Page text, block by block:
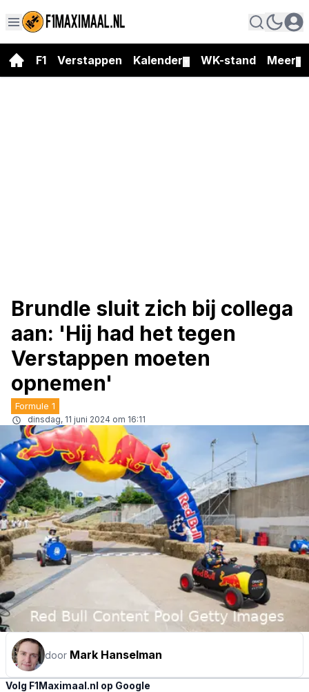
F1 Verstappen Kalender WK-stand Meer
Brundle sluit zich bij collega
aan: 'Hij had het tegen
Verstappen moeten
opnemen'
Formule 1
dinsdag, 11 juni 2024 om 16:11
door Mark Hanselman
Volg F1Maximaal.nl op Google